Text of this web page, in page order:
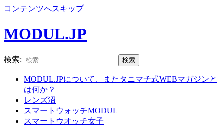
コンテンツへスキップ
MODUL.JP
検索:
MODUL.JPについて、またタニマチ式WEBマガジンと
は何か？
レンズ沼
スマートウォッチMODUL
スマートウオッチ女子